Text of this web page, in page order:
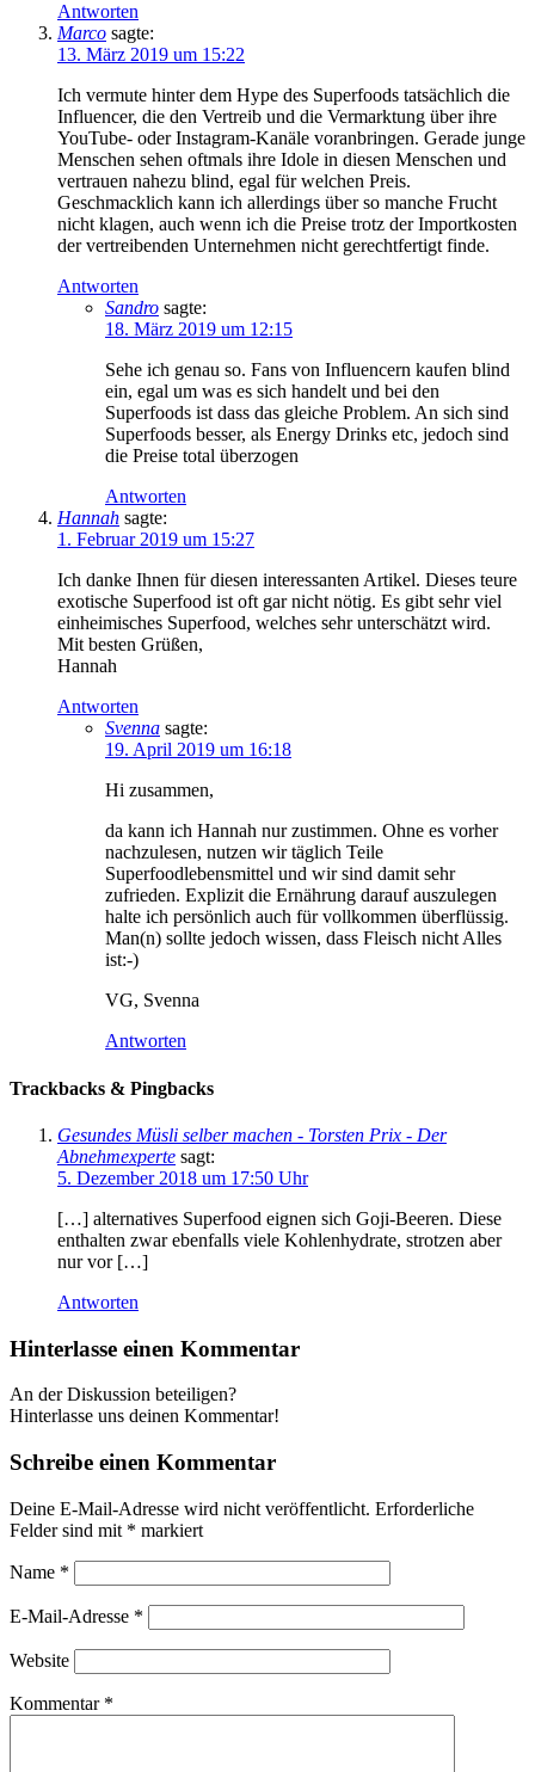
Antworten
Marco sagte:
13. März 2019 um 15:22
Ich vermute hinter dem Hype des Superfoods tatsächlich die
Influencer, die den Vertreib und die Vermarktung über ihre
YouTube- oder Instagram-Kanäle voranbringen. Gerade junge
Menschen sehen oftmals ihre Idole in diesen Menschen und
vertrauen nahezu blind, egal für welchen Preis.
Geschmacklich kann ich allerdings über so manche Frucht
nicht klagen, auch wenn ich die Preise trotz der Importkosten
der vertreibenden Unternehmen nicht gerechtfertigt finde.
Antworten
Sandro sagte:
18. März 2019 um 12:15
Sehe ich genau so. Fans von Influencern kaufen blind
ein, egal um was es sich handelt und bei den
Superfoods ist dass das gleiche Problem. An sich sind
Superfoods besser, als Energy Drinks etc, jedoch sind
die Preise total überzogen
Antworten
Hannah sagte:
1. Februar 2019 um 15:27
Ich danke Ihnen für diesen interessanten Artikel. Dieses teure
exotische Superfood ist oft gar nicht nötig. Es gibt sehr viel
einheimisches Superfood, welches sehr unterschätzt wird.
Mit besten Grüßen,
Hannah
Antworten
Svenna sagte:
19. April 2019 um 16:18
Hi zusammen,
da kann ich Hannah nur zustimmen. Ohne es vorher
nachzulesen, nutzen wir täglich Teile
Superfoodlebensmittel und wir sind damit sehr
zufrieden. Explizit die Ernährung darauf auszulegen
halte ich persönlich auch für vollkommen überflüssig.
Man(n) sollte jedoch wissen, dass Fleisch nicht Alles
ist:-)
VG, Svenna
Antworten
Trackbacks & Pingbacks
Gesundes Müsli selber machen - Torsten Prix - Der
Abnehmexperte sagt:
5. Dezember 2018 um 17:50 Uhr
[…] alternatives Superfood eignen sich Goji-Beeren. Diese
enthalten zwar ebenfalls viele Kohlenhydrate, strotzen aber
nur vor […]
Antworten
Hinterlasse einen Kommentar
An der Diskussion beteiligen?
Hinterlasse uns deinen Kommentar!
Schreibe einen Kommentar
Deine E-Mail-Adresse wird nicht veröffentlicht. Erforderliche
Felder sind mit * markiert
Name *
E-Mail-Adresse *
Website
Kommentar *